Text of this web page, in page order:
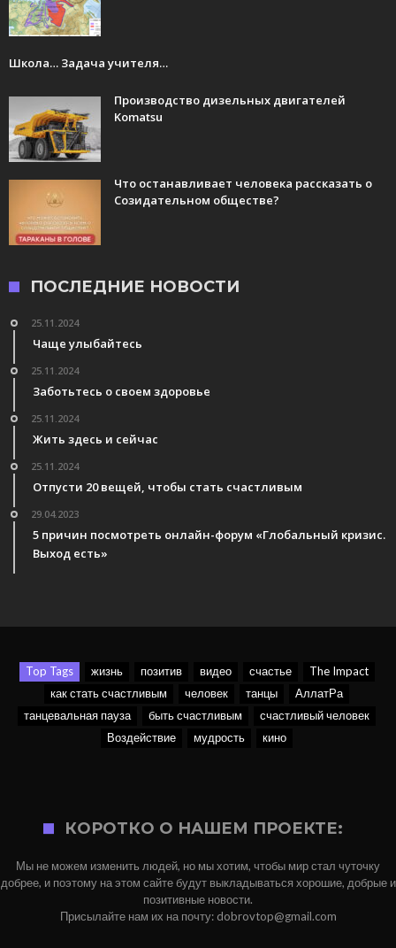
Школа… Задача учителя…
Производство дизельных двигателей
Komatsu
Что останавливает человека рассказать о
Созидательном обществе?
ПОСЛЕДНИЕ НОВОСТИ
25.11.2024
Чаще улыбайтесь
25.11.2024
Заботьтесь о своем здоровье
25.11.2024
Жить здесь и сейчас
25.11.2024
Отпусти 20 вещей, чтобы стать счастливым
29.04.2023
5 причин посмотреть онлайн-форум «Глобальный кризис.
Выход есть»
Top Tags жизнь позитив видео счастье
The Impact
как стать счастливым
человек танцы
АллатРа
танцевальная пауза
быть счастливым
счастливый человек
Воздействие
мудрость кино
КОРОТКО О НАШЕМ ПРОЕКТЕ:
Мы не можем изменить людей, но мы хотим, чтобы мир стал чуточку
добрее, и поэтому на этом сайте будут выкладываться хорошие, добрые и
позитивные новости.
Присылайте нам их на почту: dobrovtop@gmail.com